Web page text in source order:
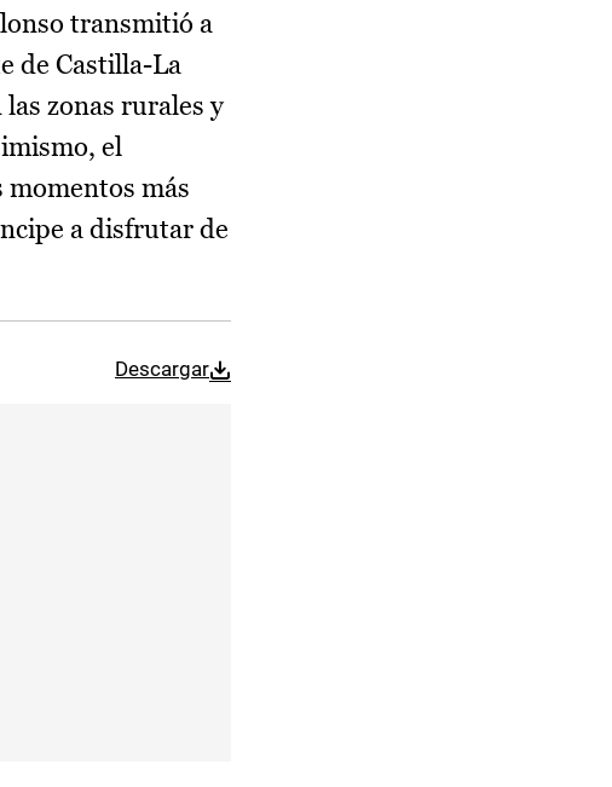
transmitió a
de Castilla-La
zonas rurales y
el
momentos más
a disfrutar de
Descargar